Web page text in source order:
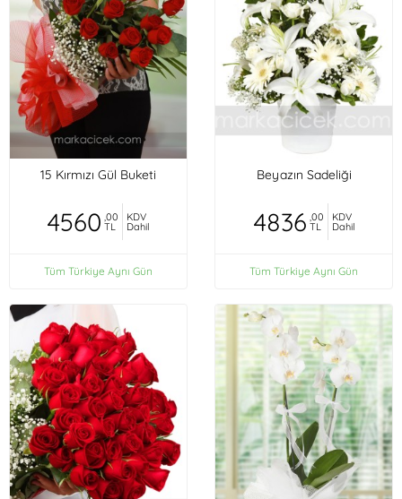
15 Kırmızı Gül Buketi
4560 ,00
TL
KDV
Dahil
Tüm Türkiye Aynı Gün
Beyazın Sadeliği
4836 ,00
TL
KDV
Dahil
Tüm Türkiye Aynı Gün